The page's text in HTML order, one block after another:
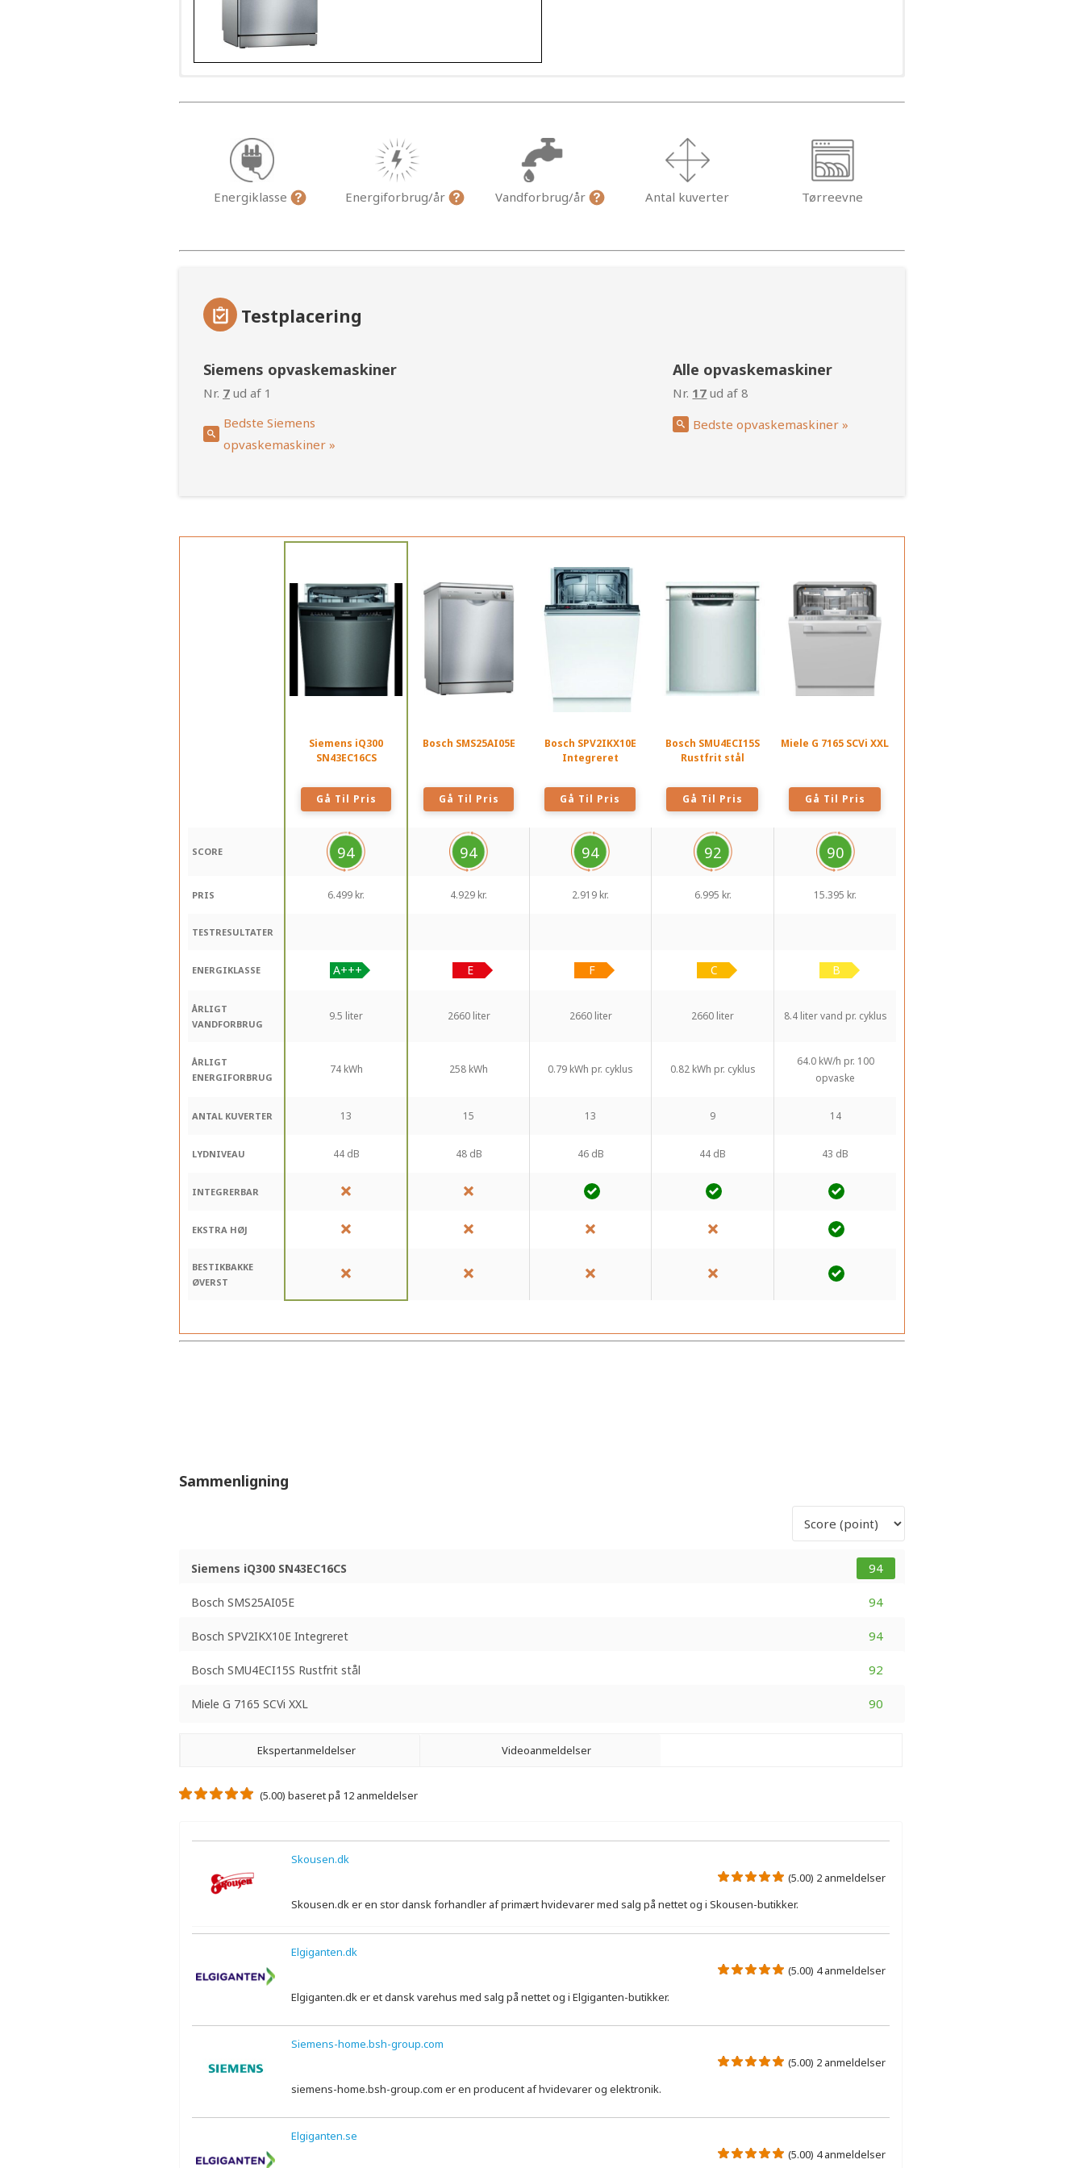
Energiklasse Energiforbrug/år Vandforbrug/år Antal kuverter Tørreevne
Testplacering
Siemens opvaskemaskiner
Nr. 7 ud af 1
Bedste Siemens
opvaskemaskiner »
Alle opvaskemaskiner
Nr. 17 ud af 8
Bedste opvaskemaskiner »
Siemens iQ300
SN43EC16CS
Gå Til Pris
Bosch SMS25AI05E
Gå Til Pris
Bosch SPV2IKX10E
Integreret
Gå Til Pris
Bosch SMU4ECI15S
Rustfrit stål
Gå Til Pris
Miele G 7165 SCVi XXL
Gå Til Pris
SCORE 94 94 94 92 90
PRIS 6.499 kr. 4.929 kr. 2.919 kr. 6.995 kr. 15.395 kr.
TESTRESULTATER
ENERGIKLASSE
ÅRLIGT
VANDFORBRUG
9.5 liter 2660 liter 2660 liter 2660 liter 8.4 liter vand pr. cyklus
ÅRLIGT
ENERGIFORBRUG
74 kWh 258 kWh 0.79 kWh pr. cyklus 0.82 kWh pr. cyklus
64.0 kW/h pr. 100
opvaske
ANTAL KUVERTER 13 15 13 9 14
LYDNIVEAU 44 dB 48 dB 46 dB 44 dB 43 dB
INTEGRERBAR
EKSTRA HØJ
BESTIKBAKKE
ØVERST
Sammenligning
94
Siemens iQ300 SN43EC16CS
94
Bosch SMS25AI05E
94
Bosch SPV2IKX10E Integreret
92
Bosch SMU4ECI15S Rustfrit stål
90
Miele G 7165 SCVi XXL
Ekspertanmeldelser Videoanmeldelser
(5.00) baseret på 12 anmeldelser
Skousen.dk
(5.00) 2 anmeldelser
Skousen.dk er en stor dansk forhandler af primært hvidevarer med salg på nettet og i Skousen-butikker.
Elgiganten.dk
(5.00) 4 anmeldelser
Elgiganten.dk er et dansk varehus med salg på nettet og i Elgiganten-butikker.
Siemens-home.bsh-group.com
(5.00) 2 anmeldelser
siemens-home.bsh-group.com er en producent af hvidevarer og elektronik.
Elgiganten.se
(5.00) 4 anmeldelser